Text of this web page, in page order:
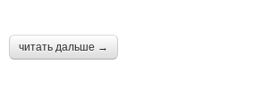
читать дальше →